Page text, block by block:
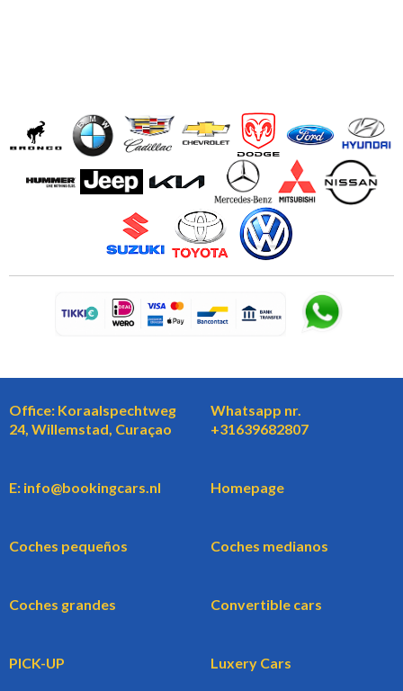
Office: Koraalspechtweg
24, Willemstad, Curaçao
Whatsapp nr.
+31639682807
E: info@bookingcars.nl Homepage
Coches pequeños Coches medianos
Coches grandes Convertible cars
PICK-UP Luxery Cars